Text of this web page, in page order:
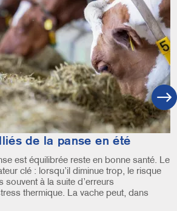
de la panse en été
est équilibrée reste en bonne santé. Le
clé : lorsqu’il diminue trop, le risque
souvent à la suite d’erreurs
thermique. La vache peut, dans